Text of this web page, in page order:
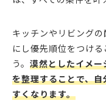
キッチンやリビング
にし優先順位をつけ
う。 漠然としたイメ
を整理することで、
すくなります。